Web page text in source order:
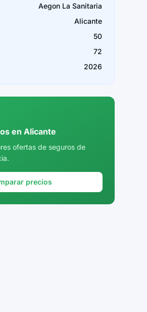
Aegon La Sanitaria
Alicante
50
72
2026
en Alicante
ofertas de seguros de
precios